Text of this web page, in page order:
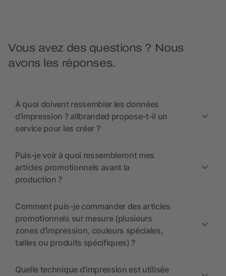
Vous avez des questions ? Nous
avons les réponses.
À quoi doivent ressembler les données
d’impression ? allbranded propose-t-il un
service pour les créer ?
Puis-je voir à quoi ressembleront mes
articles promotionnels avant la
production ?
Comment puis-je commander des articles
promotionnels sur mesure (plusieurs
zones d’impression, couleurs spéciales,
tailles ou produits spécifiques) ?
Quelle technique d’impression est utilisée